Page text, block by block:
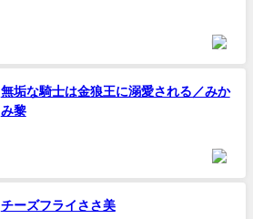
無垢な騎士は金狼王に溺愛される／みか
み黎
チーズフライささ美